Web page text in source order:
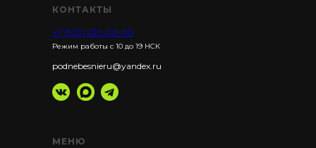
КОНТАКТЫ
+7 (923) 230-30-00
Режим работы с 10 до 19 НСК
podnebesnieru@yandex.ru
МЕНЮ